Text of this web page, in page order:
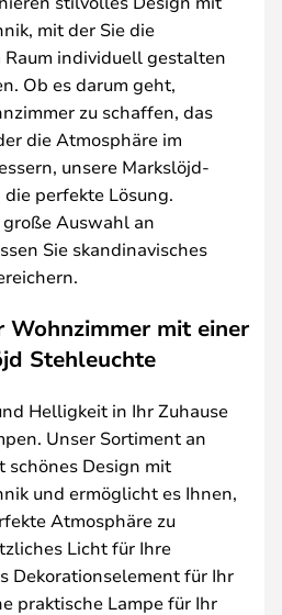
mit der Sie die
individuell gestalten
Ob es darum geht,
zu schaffen, das
die Atmosphäre im
unsere Markslöjd-
perfekte Lösung.
Auswahl an
Sie skandinavisches
Wohnzimmer mit einer
Stehleuchte
Helligkeit in Ihr Zuhause
Unser Sortiment an
schönes Design mit
und ermöglicht es Ihnen,
Atmosphäre zu
Licht für Ihre
Dekorationselement für Ihr
praktische Lampe für Ihr